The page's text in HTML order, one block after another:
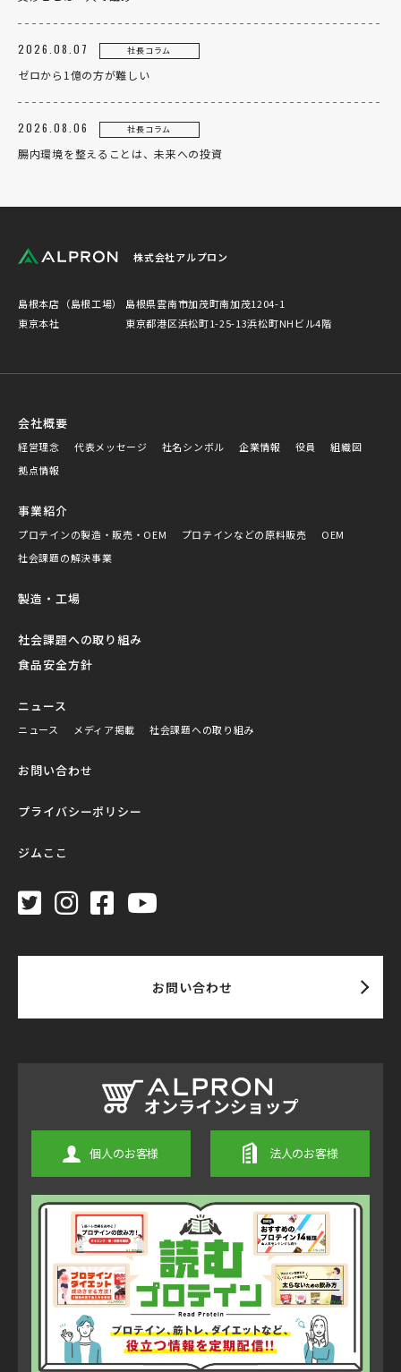
2026.08.07 社長コラム
ゼロから1億の方が難しい
2026.08.06 社長コラム
腸内環境を整えることは、未来への投資
株式会社アルプロン
島根本店（島根工場）
島根県雲南市加茂町南加茂1204-1
東京本社
東京都港区浜松町1-25-13浜松町NHビル4階
会社概要
経営理念 代表メッセージ 社名シンボル 企業情報 役員
組織図
拠点情報
事業紹介
プロテインの製造・販売・OEM プロテインなどの原料販売
OEM
社会課題の解決事業
製造・工場
社会課題への取り組み
食品安全方針
ニュース
ニュース メディア掲載 社会課題への取り組み
お問い合わせ
プライバシーポリシー
ジムここ
お問い合わせ
個人のお客様 法人のお客様